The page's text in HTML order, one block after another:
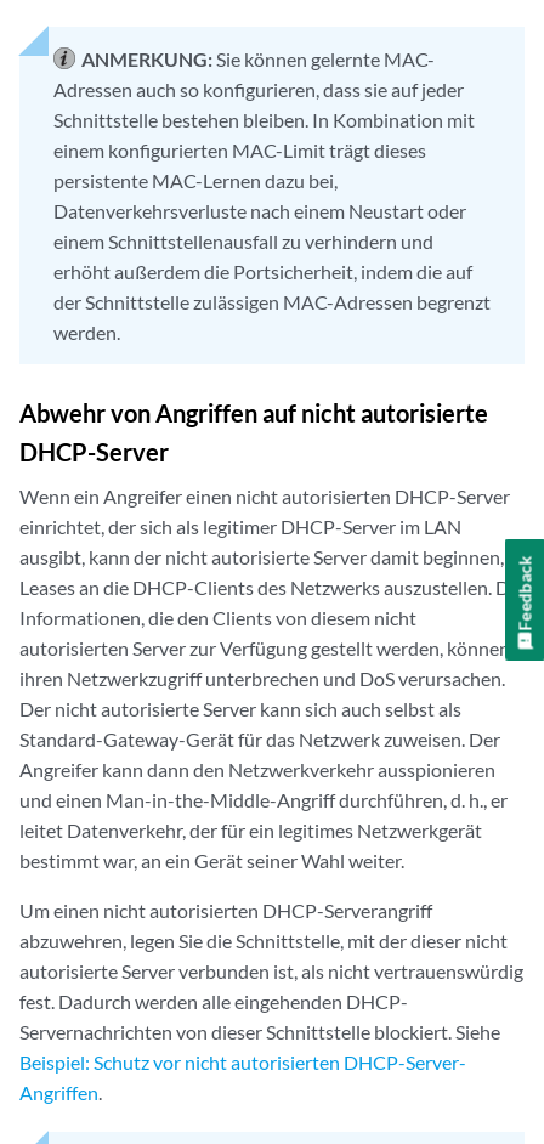
ANMERKUNG: Sie können gelernte MAC-
Adressen auch so konfigurieren, dass sie auf jeder
Schnittstelle bestehen bleiben. In Kombination mit
einem konfigurierten MAC-Limit trägt dieses
persistente MAC-Lernen dazu bei,
Datenverkehrsverluste nach einem Neustart oder
einem Schnittstellenausfall zu verhindern und
erhöht außerdem die Portsicherheit, indem die auf
der Schnittstelle zulässigen MAC-Adressen begrenzt
werden.
Abwehr von Angriffen auf nicht autorisierte
DHCP-Server
Wenn ein Angreifer einen nicht autorisierten DHCP-Server
einrichtet, der sich als legitimer DHCP-Server im LAN
ausgibt, kann der nicht autorisierte Server damit beginnen,
Leases an die DHCP-Clients des Netzwerks auszustellen. Die
Informationen, die den Clients von diesem nicht
autorisierten Server zur Verfügung gestellt werden, können
ihren Netzwerkzugriff unterbrechen und DoS verursachen.
Der nicht autorisierte Server kann sich auch selbst als
Standard-Gateway-Gerät für das Netzwerk zuweisen. Der
Angreifer kann dann den Netzwerkverkehr ausspionieren
und einen Man-in-the-Middle-Angriff durchführen, d. h., er
leitet Datenverkehr, der für ein legitimes Netzwerkgerät
bestimmt war, an ein Gerät seiner Wahl weiter.
Um einen nicht autorisierten DHCP-Serverangriff
abzuwehren, legen Sie die Schnittstelle, mit der dieser nicht
autorisierte Server verbunden ist, als nicht vertrauenswürdig
fest. Dadurch werden alle eingehenden DHCP-
Servernachrichten von dieser Schnittstelle blockiert. Siehe
Beispiel: Schutz vor nicht autorisierten DHCP-Server-
Angriffen
Feedback